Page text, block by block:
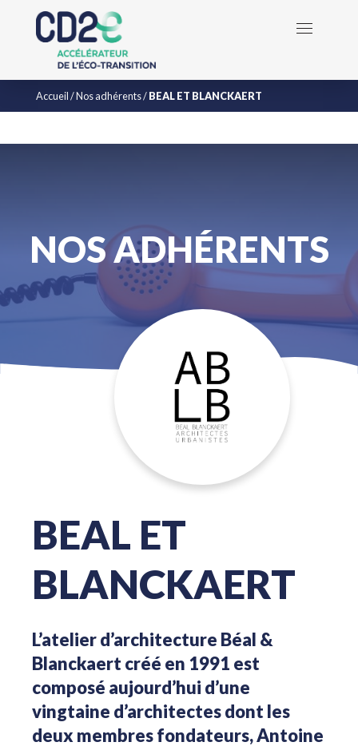
Accueil/Nos adhérents/BEAL ET BLANCKAERT
NOS ADHÉRENTS
BEAL ET
BLANCKAERT
L’atelier d’architecture Béal &
Blanckaert créé en 1991 est
composé aujourd’hui d’une
vingtaine d’architectes dont les
deux membres fondateurs, Antoine